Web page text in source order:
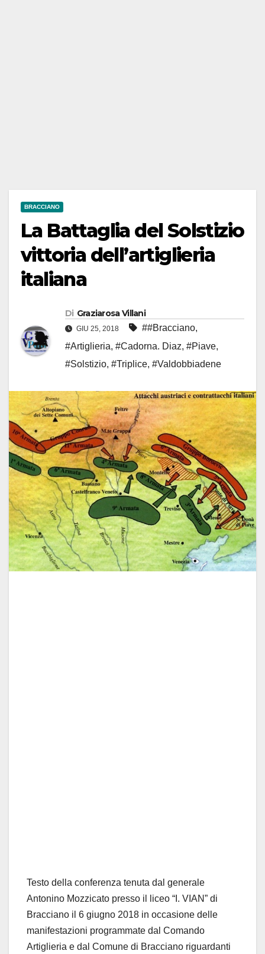
BRACCIANO
La Battaglia del Solstizio
vittoria dell’artiglieria
italiana
Di Graziarosa Villani
GIU 25, 2018 ##Bracciano,
#Artiglieria, #Cadorna. Diaz, #Piave,
#Solstizio, #Triplice, #Valdobbiadene
Testo della conferenza tenuta dal generale
Antonino Mozzicato presso il liceo “I. VIAN” di
Bracciano il 6 giugno 2018 in occasione delle
manifestazioni programmate dal Comando
Artiglieria e dal Comune di Bracciano riguardanti